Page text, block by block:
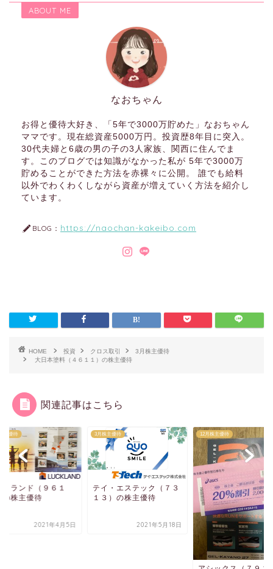
ABOUT ME
なおちゃん
お得と優待大好き、「5年で3000万貯めた」なおちゃん
ママです。現在総資産5000万円。投資歴8年目に突入。
30代夫婦と6歳の男の子の3人家族、関西に住んでま
す。このブログでは知識がなかった私が 5年で3000万
貯めることができた方法を赤裸々に公開。 誰でも給料
以外でわくわくしながら資産が増えていく方法を紹介し
ています。
BLOG： https://naochan-kakeibo.com
HOME 投資 クロス取引
3月株主優待
大日本塗料（４６１１）の株主優待
関連記事はこちら
主優待
クランド（９６１
の株主優待
2021年4月5日
3月株主優待
テイ・エステック（７３
１３）の株主優待
2021年5月18日
12月株主優待